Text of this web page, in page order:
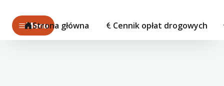
Menu
Strona główna Cennik opłat drogowych